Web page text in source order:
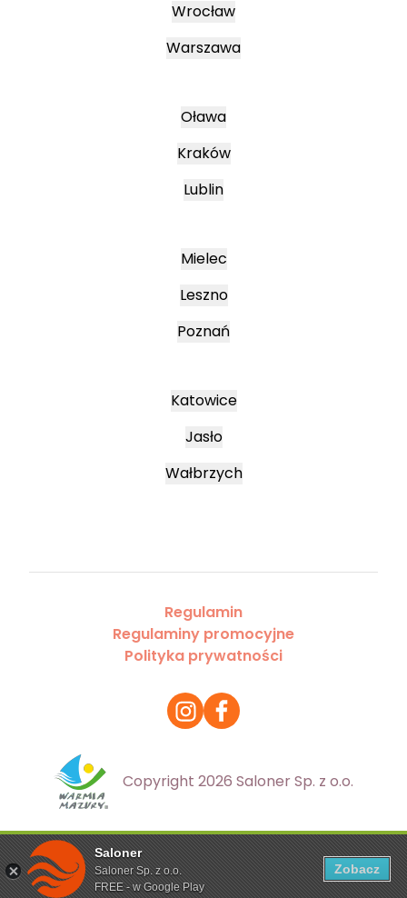
Saloner
Saloner Sp. z o.o.
FREE - w Google Play
Zobacz
Ta strona korzysta z plików cookies. Aby dowiedzieć się
więcej zapoznaj się zpolityką prywatności
Wrocław
Warszawa
Oława
Kraków
Lublin
Mielec
Leszno
Poznań
Katowice
Jasło
Wałbrzych
Regulamin
Regulaminy promocyjne
Polityka prywatności
Copyright 2026 Saloner Sp. z o.o.